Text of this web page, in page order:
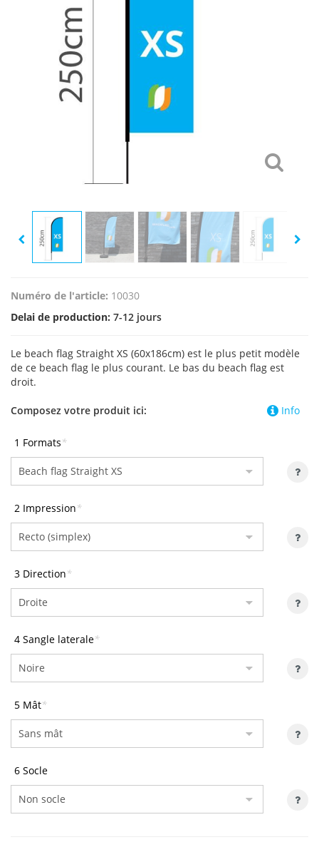
Numéro de l'article: 10030
Delai de production: 7-12 jours
Le beach flag Straight XS (60x186cm) est le plus petit modèle
de ce beach flag le plus courant. Le bas du beach flag est
droit.
Info
Composez votre produit ici:
1 Formats*
2 Impression*
3 Direction*
4 Sangle laterale*
5 Mât*
6 Socle